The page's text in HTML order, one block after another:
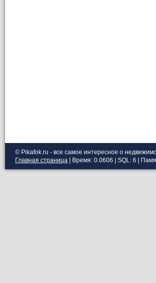
© Pikafok.ru - все самое интересное о
Главная страница | Время: 0.0606 | SQL: 6 |